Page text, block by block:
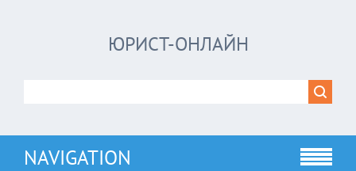
ЮРИСТ-ОНЛАЙН
NAVIGATION